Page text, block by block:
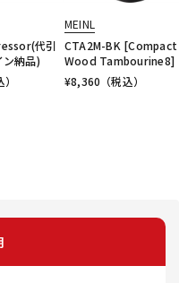
代引
納品)
MEINL
CTA2M-BK [Compact
Wood Tambourine8]
¥8,360 （税込）